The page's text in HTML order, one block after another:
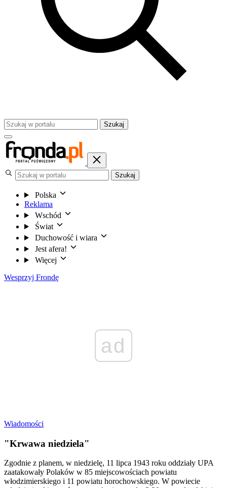
Szukaj
Szukaj
Polska
Reklama
Wschód
Świat
Duchowość i wiara
Jest afera!
Więcej
Wesprzyj Frondę
ad
Wiadomości
"Krwawa niedziela"
Zgodnie z planem, w niedzielę, 11 lipca 1943 roku oddziały UPA
zaatakowały Polaków w 85 miejscowościach powiatu
włodzimierskiego i 11 powiatu horochowskiego. W powiecie